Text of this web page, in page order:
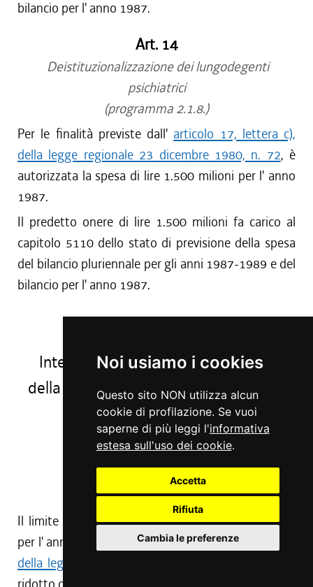
Noi usiamo i cookies
Questo sito NON utilizza alcun
cookie di profilazione. Se vuoi
saperne di più leggi l'informativa
estesa sull'uso dei cookie.
Accetta
Rifiuta
Cambia le preferenze
bilancio per l' anno 1987.
Art. 14
Deistituzionalizzazione dei lungodegenti
psichiatrici
(programma 2.1.8.)
Per le finalità previste dall' articolo 17, lettera c),
della legge regionale 23 dicembre 1980, n. 72, è
autorizzata la spesa di lire 1.500 milioni per l' anno
1987.
Il predetto onere di lire 1.500 milioni fa carico al
capitolo 5110 dello stato di previsione della spesa
del bilancio pluriennale per gli anni 1987-1989 e del
bilancio per l' anno 1987.
Interventi nei settori dell' istruzione,
della formazione professionale e della
cultura
Art. 15
Edilizia scolastica
(programma 2.3.1.)
Il limite di impegno di lire 250 milioni, autorizzato
per l' anno 1985 con ilterzo comma dell' articolo 45
della legge regionale 30 gennaio 1984, n. 4